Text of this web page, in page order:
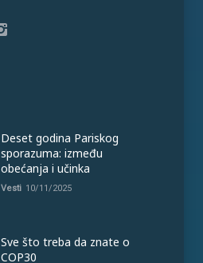
Deset godina Pariskog
sporazuma: između
obećanja i učinka
Vesti 10/11/2025
Sve što treba da znate o
COP30